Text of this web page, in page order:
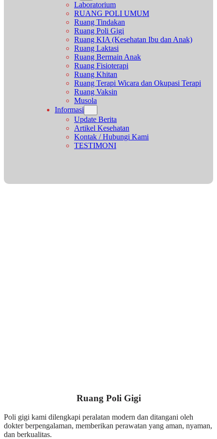
Laboratorium
RUANG POLI UMUM
Ruang Tindakan
Ruang Poli Gigi
Ruang KIA (Kesehatan Ibu dan Anak)
Ruang Laktasi
Ruang Bermain Anak
Ruang Fisioterapi
Ruang Khitan
Ruang Terapi Wicara dan Okupasi Terapi
Ruang Vaksin
Musola
Informasi
Update Berita
Artikel Kesehatan
Kontak / Hubungi Kami
TESTIMONI
Ruang Poli Gigi
Poli gigi kami dilengkapi peralatan modern dan ditangani oleh
dokter berpengalaman, memberikan perawatan yang aman, nyaman,
dan berkualitas.